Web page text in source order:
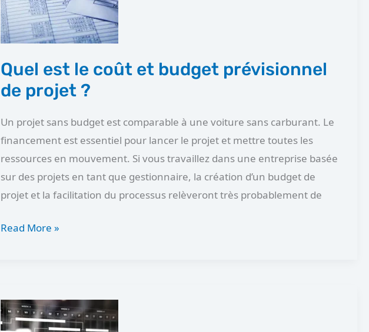
Quel est le coût et budget prévisionnel
de projet ?
Un projet sans budget est comparable à une voiture sans carburant. Le
financement est essentiel pour lancer le projet et mettre toutes les
ressources en mouvement. Si vous travaillez dans une entreprise basée
sur des projets en tant que gestionnaire, la création d’un budget de
projet et la facilitation du processus relèveront très probablement de
et
budget
prévisionnel
de
projet
?
Read More »
Qu’est-
ce